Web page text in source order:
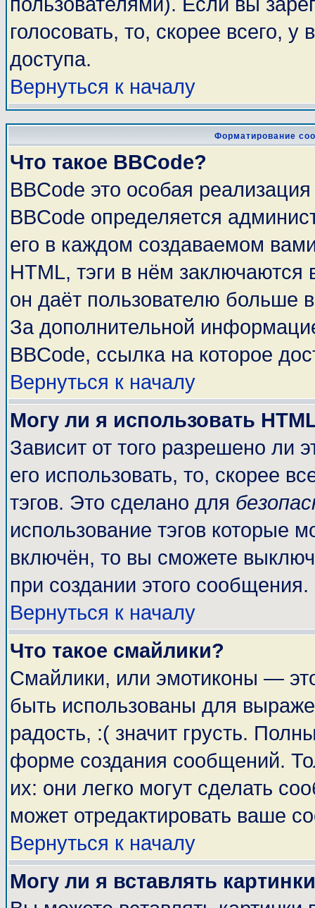
голосовать, то, скорее всего,
доступа.
Вернуться к началу
Форматирование
Что такое BBCode?
BBCode это особая
BBCode определяется
его в каждом создаваемом
HTML, тэги в нём заключаются
он даёт пользователю больше
За дополнительной
BBCode, ссылка на которое
Вернуться к началу
Могу ли я использовать
Зависит от того разрешено ли
его использовать, то, скорее
тэгов. Это сделано для
использование тэгов которые
включён, то вы сможете
при создании этого сообщения.
Вернуться к началу
Что такое смайлики?
Смайлики, или эмотиконы —
быть использованы для
радость, :( значит грусть.
форме создания сообщений.
их: они легко могут сделать
может отредактировать ваше
Вернуться к началу
Могу ли я вставлять